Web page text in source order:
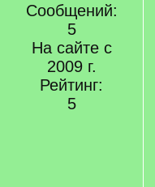
Сообщений:
5
На сайте с
2009 г.
Рейтинг:
5